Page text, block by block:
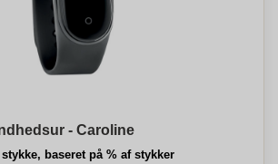
- Caroline
stykke, baseret på % af stykker